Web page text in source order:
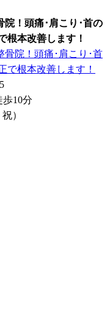
院！頭痛･肩こり･首の
根本改善します！
10分
）